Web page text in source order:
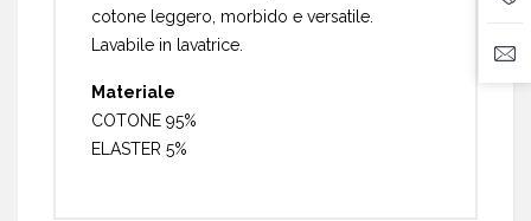
cotone leggero, morbido e versatile.
Lavabile in lavatrice.
Materiale
COTONE 95%
ELASTER 5%